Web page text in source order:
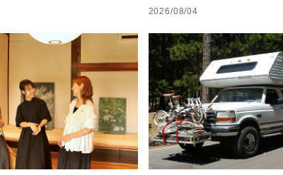
2026/08/04